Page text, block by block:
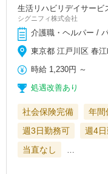
生活リハビリデイサー
シグニフィ株式会社
介護職・ヘルパー /
東京都 江戸川区 春
時給 1,230円 ～
処遇改善あり
社会保険完備 年間
週3日勤務可
週4
当直なし
…